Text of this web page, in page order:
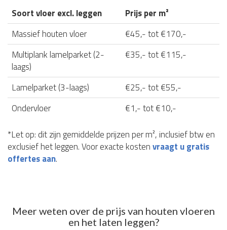
Soort vloer excl. leggen
Prijs per m²
Massief houten vloer
€45,- tot €170,-
Multiplank lamelparket (2-
laags)
€35,- tot €115,-
Lamelparket (3-laags)
€25,- tot €55,-
Ondervloer
€1,- tot €10,-
*Let op: dit zijn gemiddelde prijzen per m², inclusief btw en
exclusief het leggen. Voor exacte kostenvraagt u gratis
offertes aan.
Meer weten over de prijs van houten vloeren
en het laten leggen?